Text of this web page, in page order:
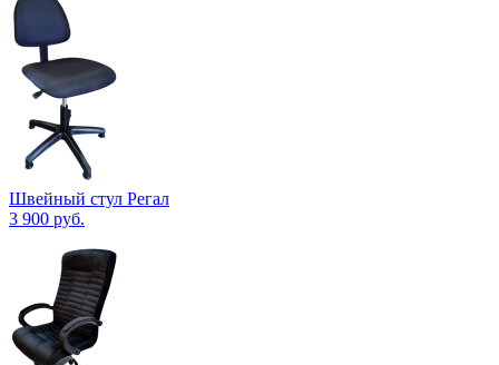
Швейный стул Регал
3 900 руб.